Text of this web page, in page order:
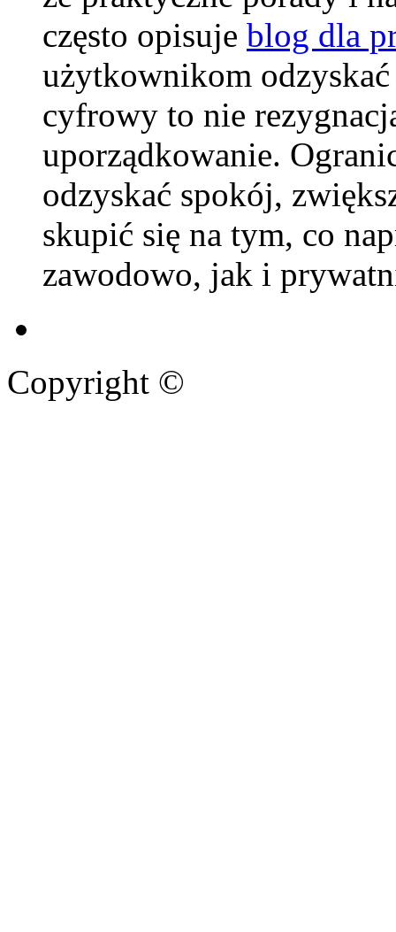
często opisuje blog dla
użytkownikom
cyfrowy to nie
uporządkowanie.
odzyskać spokój,
skupić się na tym, co
zawodowo, jak i
Copyright ©